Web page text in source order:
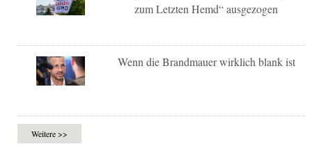
zum Letzten Hemd“ ausgezogen
Wenn die Brandmauer wirklich blank ist
Weitere >>